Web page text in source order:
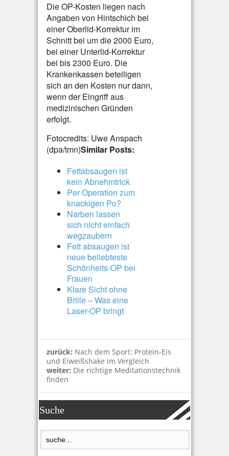
Die OP-Kosten liegen nach
Angaben von Hintschich bei
einer Oberlid-Korrektur im
Schnitt bei um die 2000 Euro,
bei einer Unterlid-Korrektur
bei bis 2300 Euro. Die
Krankenkassen beteiligen
sich an den Kosten nur dann,
wenn der Eingriff aus
medizinischen Gründen
erfolgt.
Fotocredits: Uwe Anspach
(dpa/tmn)Similar Posts:
Fettabsaugen ist
kein Abnehmtrick
Per Operation zum
knackigen Po?
Narben lassen
sich nicht einfach
wegzaubern
Fett absaugen ist
neue beliebteste
Schönheits-OP bei
Frauen
Klare Sicht ohne
Brille – Was eine
Laser-OP bringt
zurück: Nach dem Sport: Protein-Eis
und Eiweißshake im Vergleich
weiter: Die richtige Meditationstechnik
finden
Suche